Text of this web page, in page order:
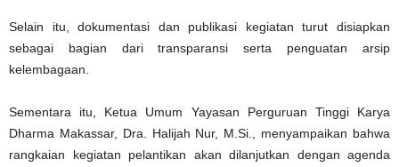
Selain itu, dokumentasi dan publikasi kegiatan turut disiapkan
sebagai bagian dari transparansi serta penguatan arsip
kelembagaan.
Sementara itu, Ketua Umum Yayasan Perguruan Tinggi Karya
Dharma Makassar, Dra. Halijah Nur, M.Si., menyampaikan bahwa
rangkaian kegiatan pelantikan akan dilanjutkan dengan agenda